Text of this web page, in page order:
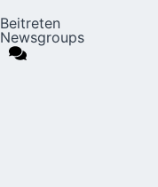
Beitreten
Newsgroups